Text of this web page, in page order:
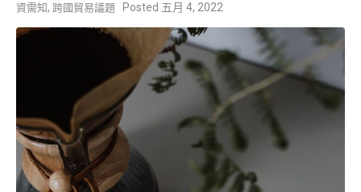
資需知, 跨國貿易議題 五月 4, 2022